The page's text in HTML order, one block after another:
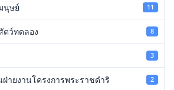
นุษย์ 11
ตว์ทดลอง 8
3
ายงานโครงการพระราชดำริ 2